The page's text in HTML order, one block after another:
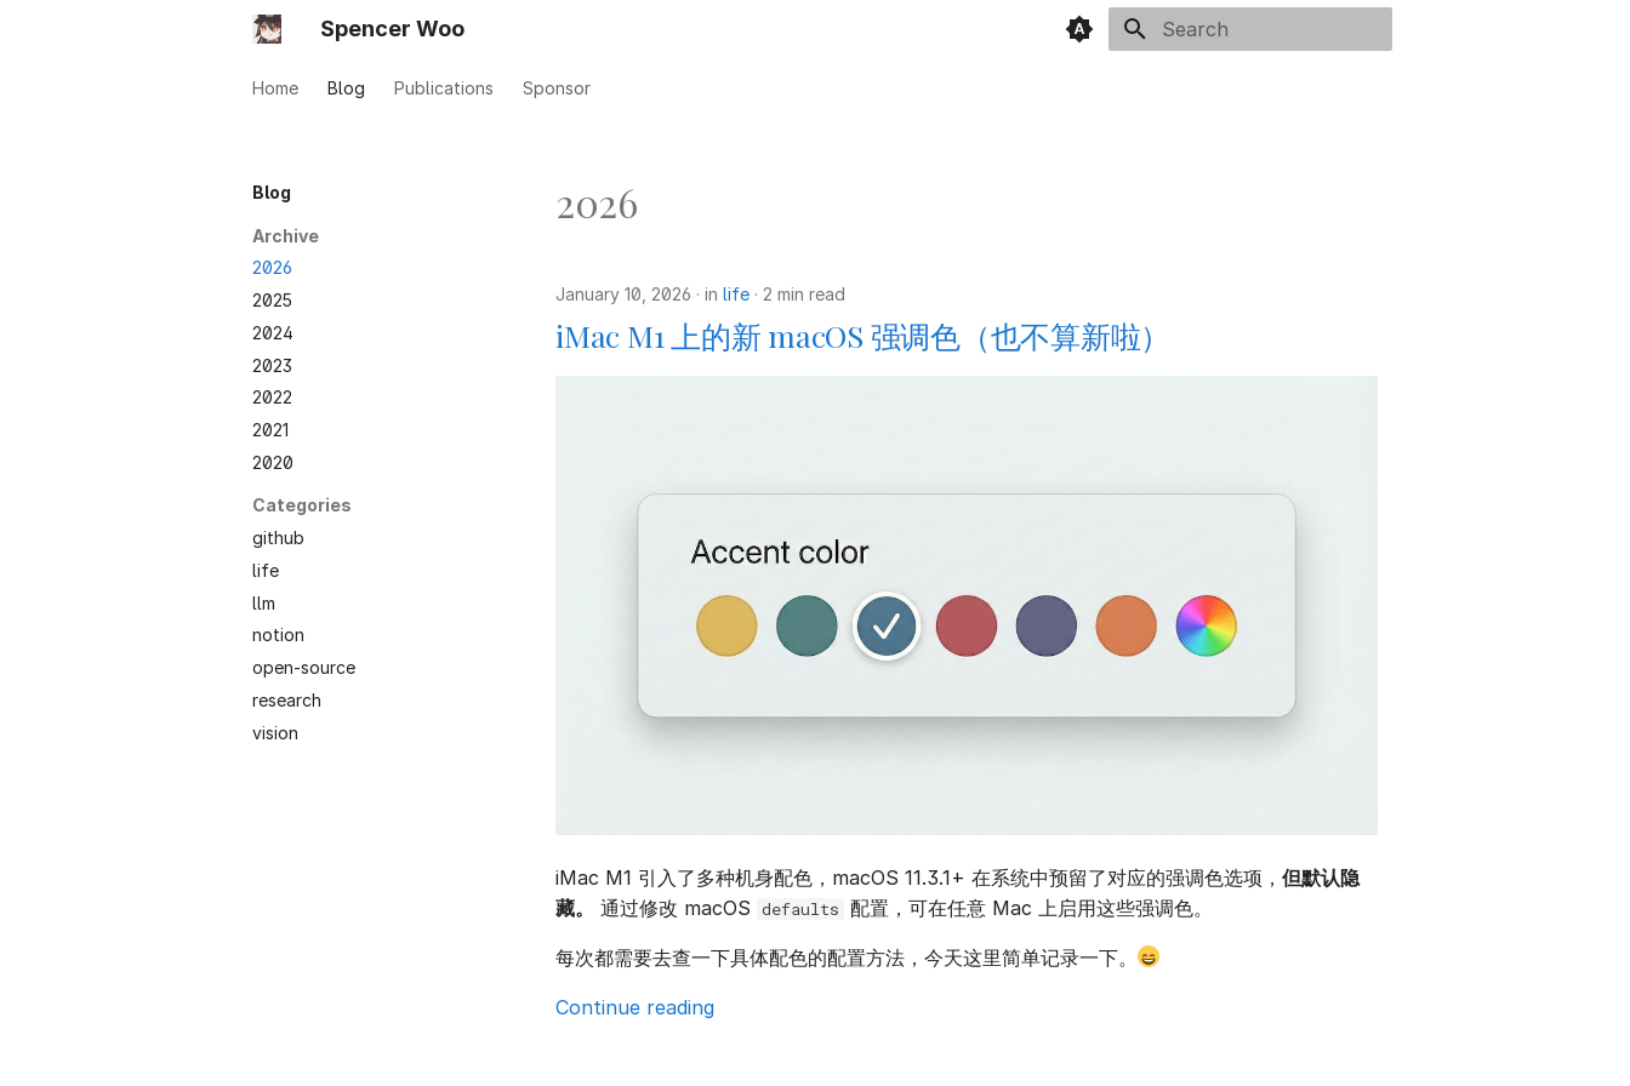
Spencer Woo
Home Blog Publications Sponsor
Blog
Archive
2026
2025
2024
2023
2022
2021
2020
Categories
github
life
llm
notion
open-source
research
vision
2026
January 10, 2026 in life 2 min read
iMac M1 上的新 macOS 强调色（也不算新啦）
iMac M1 引入了多种机身配色，macOS 11.3.1+ 在系统中预留了对应的强调色选项， 但默认隐
藏。
通过修改 macOS defaults 配置，可在任意 Mac 上启用这些强调色。
每次都需要去查一下具体配色的配置方法，今天这里简单记录一下。
Continue reading